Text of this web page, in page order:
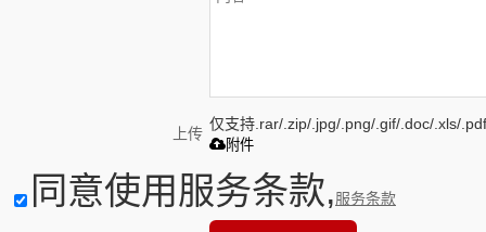
上传
仅支持.rar/.zip/.jpg/.png/.gif/.doc/.xls/
附件
同意使用服务条款,服务条款